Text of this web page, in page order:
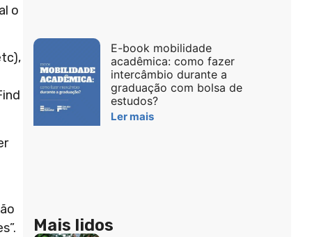
o
E-book mobilidade
acadêmica: como fazer
intercâmbio durante a
graduação com bolsa de
estudos?
Ler mais
Mais lidos